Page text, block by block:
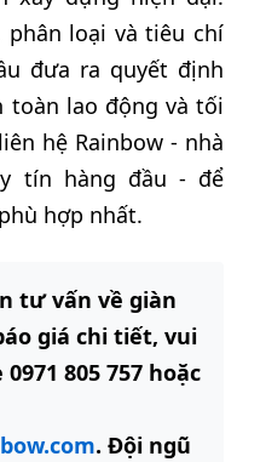
phân loại và tiêu chí
đưa ra quyết định
toàn lao động và tối
hệ Rainbow - nhà
tín hàng đầu - để
hợp nhất.
tư vấn về giàn
giá chi tiết, vui
805 757 hoặc
. Đội ngũ